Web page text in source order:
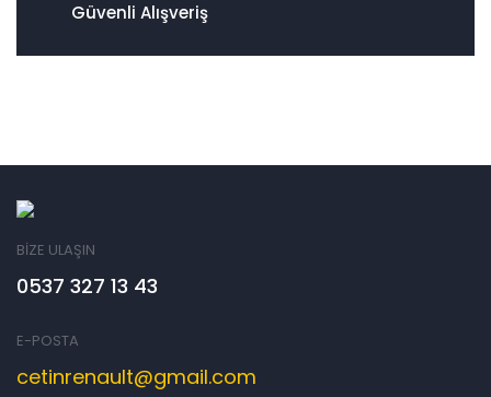
Güvenli Alışveriş
BİZE ULAŞIN
0537 327 13 43
E-POSTA
cetinrenault@gmail.com